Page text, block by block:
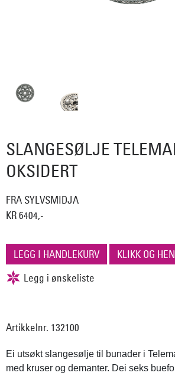
SLANGESØLJE
OKSIDERT
FRA SYLVSMIDJA
KR 6404,-
Artikkelnr. 132100
Ei utsøkt slangesølje til bunader i
med kruser og demanter. Dei seks